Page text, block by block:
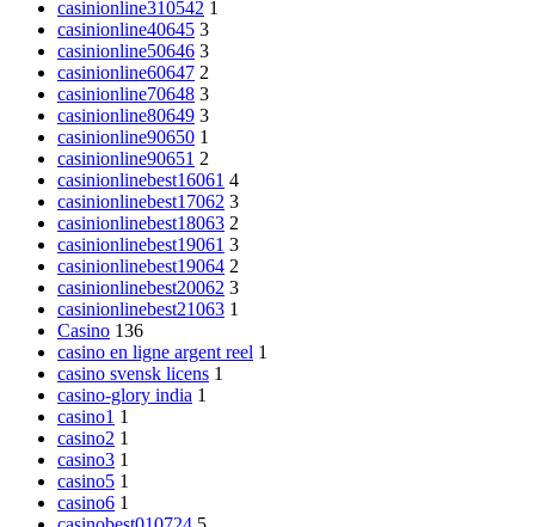
casinionline310542 1
casinionline40645 3
casinionline50646 3
casinionline60647 2
casinionline70648 3
casinionline80649 3
casinionline90650 1
casinionline90651 2
casinionlinebest16061 4
casinionlinebest17062 3
casinionlinebest18063 2
casinionlinebest19061 3
casinionlinebest19064 2
casinionlinebest20062 3
casinionlinebest21063 1
Casino 136
casino en ligne argent reel 1
casino svensk licens 1
casino-glory india 1
casino1 1
casino2 1
casino3 1
casino5 1
casino6 1